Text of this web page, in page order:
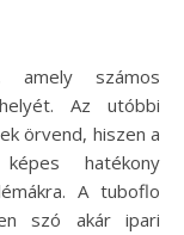
Az utóbbi
örvend, hiszen a
hatékony
A tuboflo
szó akár ipari